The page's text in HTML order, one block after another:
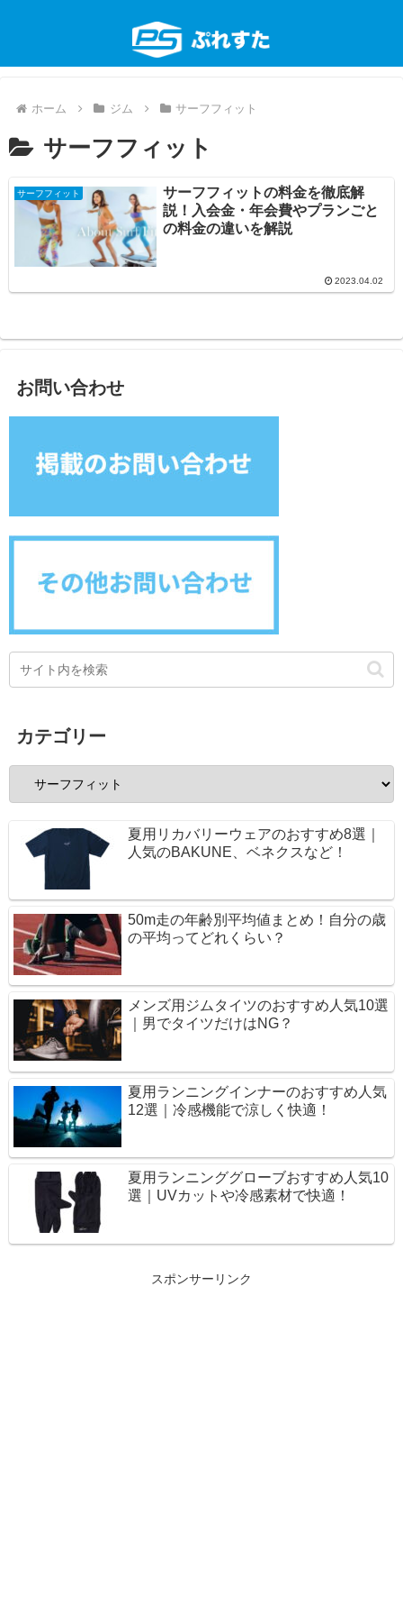
ホーム ジム サーフフィット
サーフフィット
サーフフィット
サーフフィットの料金を徹底解
説！入会金・年会費やプランごと
の料金の違いを解説
2023.04.02
お問い合わせ
カテゴリー
夏用リカバリーウェアのおすすめ8選｜
人気のBAKUNE、ベネクスなど！
50m走の年齢別平均値まとめ！自分の歳
の平均ってどれくらい？
メンズ用ジムタイツのおすすめ人気10選
｜男でタイツだけはNG？
夏用ランニングインナーのおすすめ人気
12選｜冷感機能で涼しく快適！
夏用ランニンググローブおすすめ人気10
選｜UVカットや冷感素材で快適！
スポンサーリンク